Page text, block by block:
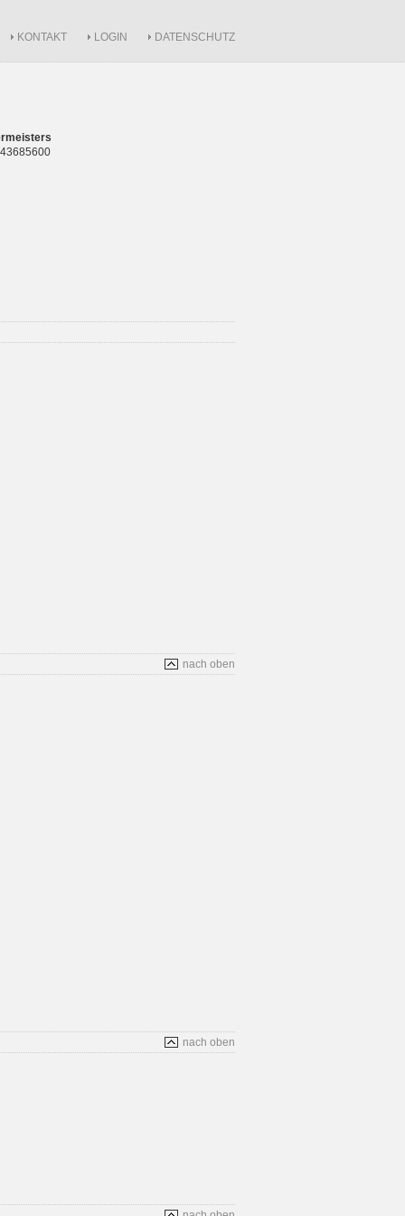
KONTAKT LOGIN DATENSCHUTZ
nach oben
nach oben